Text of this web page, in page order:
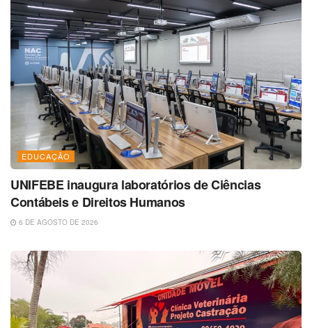
EDUCAÇÃO
UNIFEBE inaugura laboratórios de Ciências
Contábeis e Direitos Humanos
6 DE AGOSTO DE 2026